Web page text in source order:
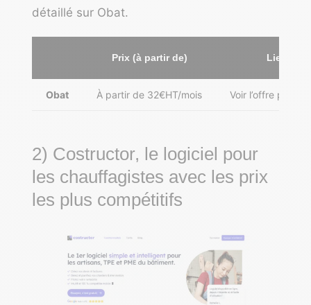
détaillé sur Obat.
Prix (à partir de) Lien
Obat À partir de 32€HT/mois Voir l’offre pour
2) Costructor, le logiciel pour
les chauffagistes avec les prix
les plus compétitifs